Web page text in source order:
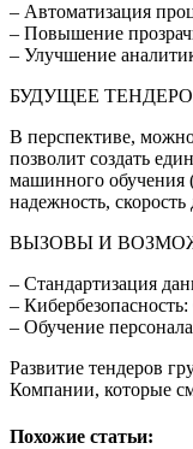
– Автоматизация
– Повышение
– Улучшение
БУДУЩЕЕ
В перспективе,
позволит создать
машинного обучения
надежность,
ВЫЗОВЫ И
– Стандартизация
–
– Обучение
Развитие тендеров
Компании, которые
Похожие статьи: